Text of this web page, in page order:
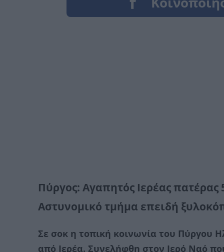
Πύργος: Aγαπητός Ιερέας
Αστυνομικό τμήμα επειδή
Σε σοκ η τοπική κοινωνία του Πύργου
από Ιερέα. Συνελήφθη στον Ιερό Ναό